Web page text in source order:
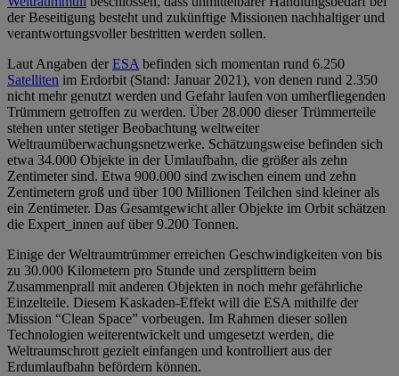
der Beseitigung besteht und zukünftige Missionen nachhaltiger und
verantwortungsvoller bestritten werden sollen.
Laut Angaben derESAbefinden sich momentan rund 6.250
Satelliten im Erdorbit (Stand: Januar 2021), von denen rund 2.350
nicht mehr genutzt werden und Gefahr laufen von umherfliegenden
Trümmern getroffen zu werden. Über 28.000 dieser Trümmerteile
stehen unter stetiger Beobachtung weltweiter
Weltraumüberwachungsnetzwerke. Schätzungsweise befinden sich
etwa 34.000 Objekte in der Umlaufbahn, die größer als zehn
Zentimeter sind. Etwa 900.000 sind zwischen einem und zehn
Zentimetern groß und über 100 Millionen Teilchen sind kleiner als
ein Zentimeter. Das Gesamtgewicht aller Objekte im Orbit schätzen
die Expert_innen auf über 9.200 Tonnen.
Einige der Weltraumtrümmer erreichen Geschwindigkeiten von bis
zu 30.000 Kilometern pro Stunde und zersplittern beim
Zusammenprall mit anderen Objekten in noch mehr gefährliche
Einzelteile. Diesem Kaskaden-Effekt will die ESA mithilfe der
Mission “Clean Space” vorbeugen. Im Rahmen dieser sollen
Technologien weiterentwickelt und umgesetzt werden, die
Weltraumschrott gezielt einfangen und kontrolliert aus der
Erdumlaufbahn befördern können.